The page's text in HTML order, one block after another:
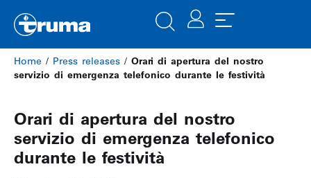
Home / Press releases / Orari di apertura del nostro
servizio di emergenza telefonico durante le festività
Orari di apertura del nostro
servizio di emergenza telefonico
durante le festività